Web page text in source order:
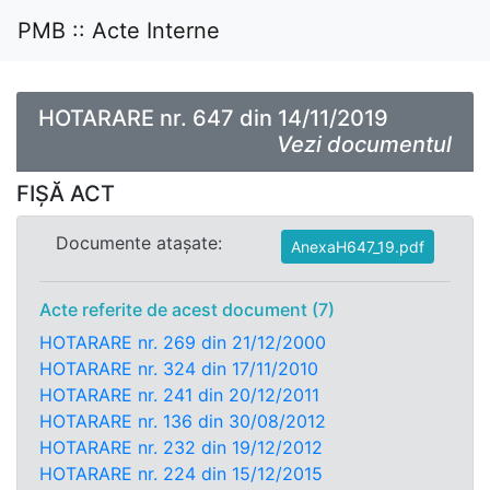
PMB :: Acte Interne
HOTARARE nr. 647 din 14/11/2019
Vezi documentul
FIȘĂ ACT
Documente atașate: AnexaH647_19.pdf
Acte referite de acest document (7)
HOTARARE nr. 269 din 21/12/2000
HOTARARE nr. 324 din 17/11/2010
HOTARARE nr. 241 din 20/12/2011
HOTARARE nr. 136 din 30/08/2012
HOTARARE nr. 232 din 19/12/2012
HOTARARE nr. 224 din 15/12/2015